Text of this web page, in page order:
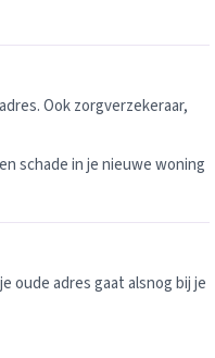
Ook zorgverzekeraar,
schade in je nieuwe woning
oude adres gaat alsnog bij je